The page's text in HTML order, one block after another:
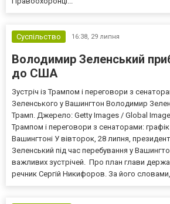
Суспільство 16:38, 29 липня
Володимир Зеленський
до США
Зустріч із Трампом і переговори з
Зеленського у Вашингтон Володимир
Трамп. Джерело: Getty Images / Global
Трампом і переговори з сенаторами:
Вашингтоні У вівторок, 28 липня,
Зеленський під час перебування у
важливих зустрічей. Про план глави
речник Сергій Никифоров. За його словами,